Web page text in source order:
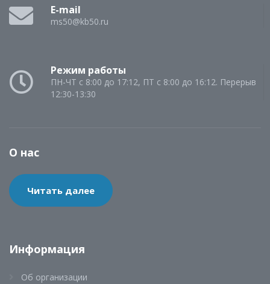
E-mail
ms50@kb50.ru
Режим работы
ПН-ЧТ с 8:00 до 17:12, ПТ с 8:00 до 16:12. Перерыв
12:30-13:30
О нас
Читать далее
Информация
Об организации